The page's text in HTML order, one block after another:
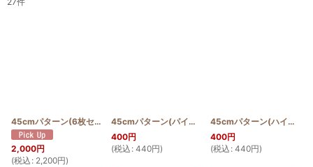
45cmパターン(6枚セット) [PATTERN_T45_6pieces]
2,000円
(税込 : 2,200円)
45cmパターン(パイナップル) [PATTERN_T45_PINE
400円
(税込 : 440円)
45cmパターン(ハイビスカス)
400円
(税込 : 440円)